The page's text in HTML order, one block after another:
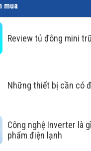
mua
Review tủ đông mini
Những thiết bị cần có
Công nghệ Inverter là
phẩm điện lạnh